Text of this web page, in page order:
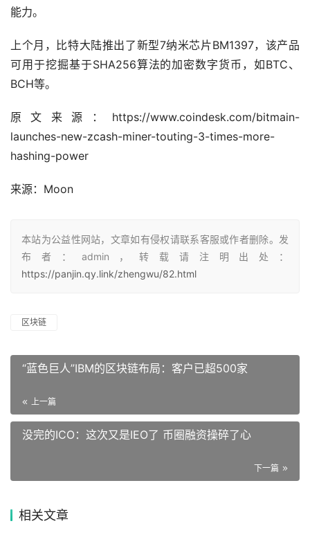
能力。
上个月，比特大陆推出了新型7纳米芯片BM1397，该产品
可用于挖掘基于SHA256算法的加密数字货币，如BTC、
BCH等。
原文来源：https://www.coindesk.com/bitmain-
launches-new-zcash-miner-touting-3-times-more-
hashing-power
来源： Moon
本站为公益性网站，文章如有侵权请联系客服或作者删除。发
布者：admin，转载请注明出处：
https://panjin.qy.link/zhengwu/82.html
区块链
“蓝色巨人”IBM的区块链布局：客户已超500家
上一篇
没完的ICO：这次又是IEO了 币圈融资操碎了心
下一篇
相关文章